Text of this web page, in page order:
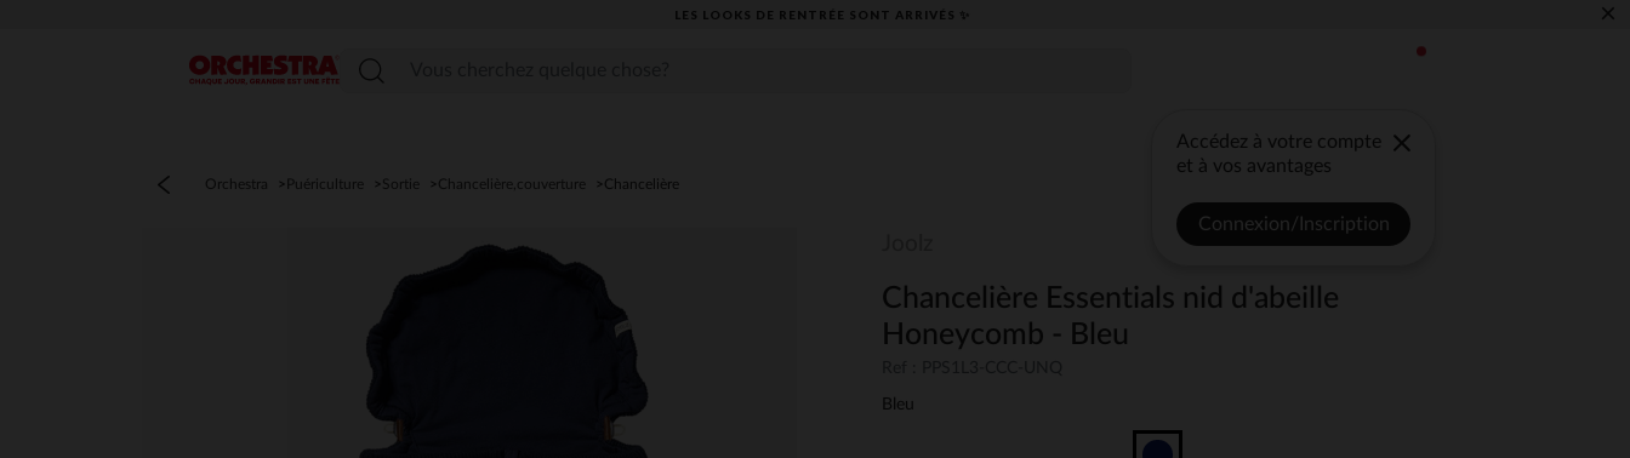
LES LOOKS DE RENTRÉE SONT ARRIVÉS ✨ ×
Menu
Accédez à votre compte
et à vos avantages
Connexion/Inscription
Orchestra Puériculture Sortie Chancelière,couverture Chancelière
Chancelière Essentials nid d'abeille
Honeycomb - Bleu
Bleu